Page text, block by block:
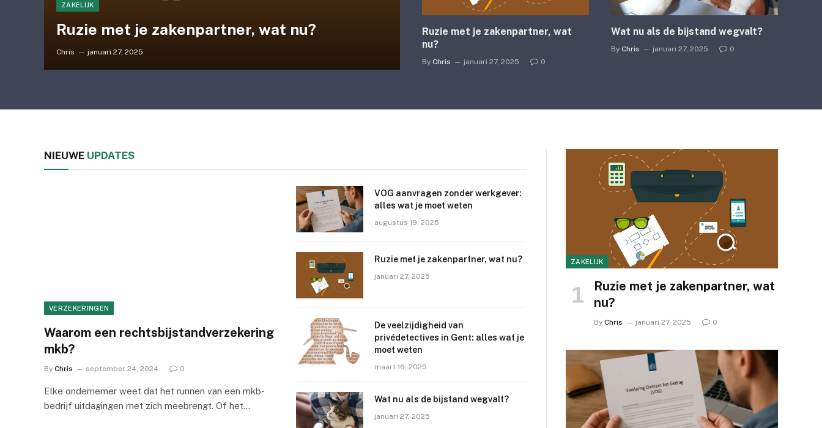
ZAKELIJK
Ruzie met je zakenpartner, wat nu?
Chris januari 27, 2025
Ruzie met je zakenpartner, wat
nu?
By Chris januari 27, 2025 0
Wat nu als de bijstand wegvalt?
By Chris januari 27, 2025 0
NIEUWE UPDATES
VERZEKERINGEN
Waarom een rechtsbijstandverzekering
mkb?
By Chris september 24, 2024 0
Elke ondernemer weet dat het runnen van een mkb-
bedrijf uitdagingen met zich meebrengt. Of het…
VOG aanvragen zonder werkgever:
alles wat je moet weten
augustus 19, 2025
Ruzie met je zakenpartner, wat nu?
januari 27, 2025
De veelzijdigheid van
privédetectives in Gent: alles wat je
moet weten
maart 16, 2025
Wat nu als de bijstand wegvalt?
januari 27, 2025
ZAKELIJK
Ruzie met je zakenpartner, wat
nu?
By Chris januari 27, 2025 0